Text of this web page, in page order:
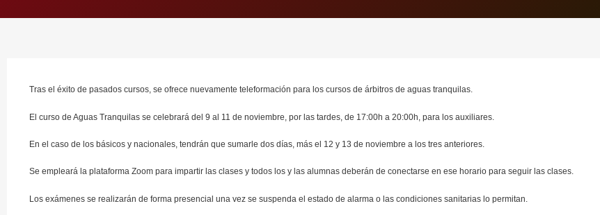
Tras el éxito de pasados cursos, se ofrece nuevamente teleformación para los cursos de árbitros de aguas tranquilas.
El curso de Aguas Tranquilas se celebrará del 9 al 11 de noviembre, por las tardes, de 17:00h a 20:00h, para los auxiliares.
En el caso de los básicos y nacionales, tendrán que sumarle dos días, más el 12 y 13 de noviembre a los tres anteriores.
Se empleará la plataforma Zoom para impartir las clases y todos los y las alumnas deberán de conectarse en ese horario para seguir las clases.
Los exámenes se realizarán de forma presencial una vez se suspenda el estado de alarma o las condiciones sanitarias lo permitan.